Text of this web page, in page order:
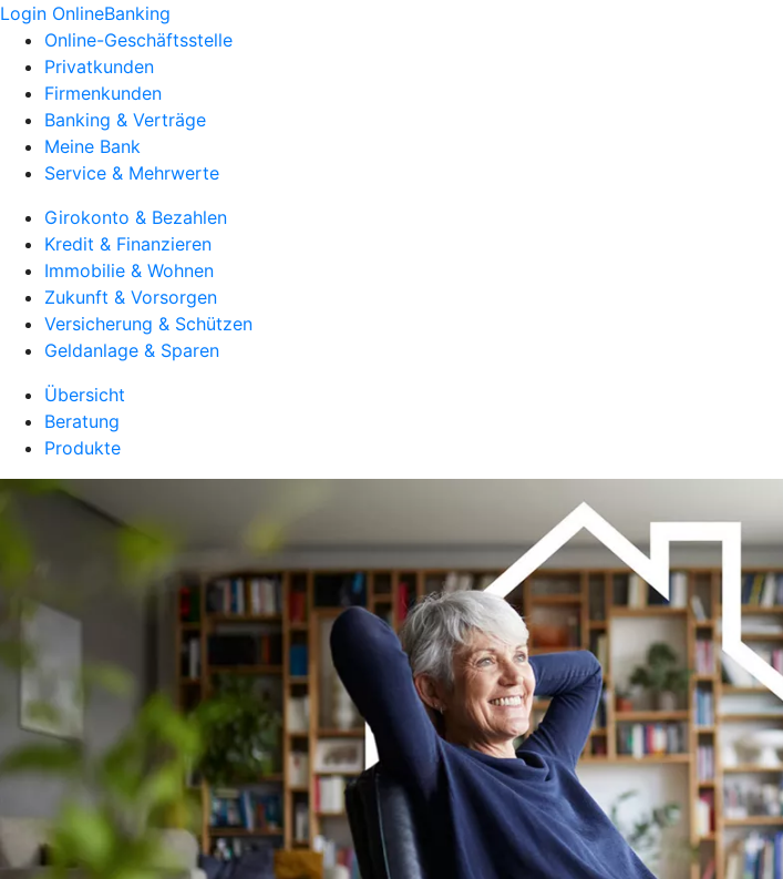
Login OnlineBanking
Online-Geschäftsstelle
Privatkunden
Firmenkunden
Banking & Verträge
Meine Bank
Service & Mehrwerte
Girokonto & Bezahlen
Kredit & Finanzieren
Immobilie & Wohnen
Zukunft & Vorsorgen
Versicherung & Schützen
Geldanlage & Sparen
Übersicht
Beratung
Produkte